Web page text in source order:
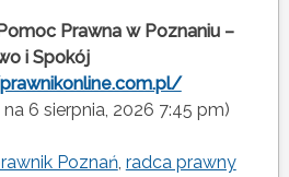
Prawna w Poznaniu –
i Spokój
6 sierpnia, 2026 7:45 pm)
Poznań, radca prawny